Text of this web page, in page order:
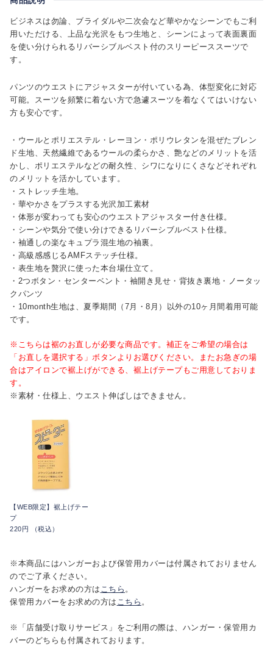
ビジネスは勿論、ブライダルや二次会など華やかなシーンでもご利
用いただける、上品な光沢をもつ生地と、シーンによって表面裏面
を使い分けられるリバーシブルベスト付のスリーピーススーツで
す。
パンツのウエストにアジャスターが付いている為、体型変化に対応
可能。スーツを頻繁に着ない方で急遽スーツを着なくてはいけない
方も安心です。
・ウールとポリエステル・レーヨン・ポリウレタンを混ぜたブレン
ド生地、天然繊維であるウールの柔らかさ、艶などのメリットを活
かし、ポリエステルなどの耐久性、シワになりにくさなどそれぞれ
のメリットを活かしています。
・ストレッチ生地。
・華やかさをプラスする光沢加工素材
・体形が変わっても安心のウエストアジャスター付き仕様。
・シーンや気分で使い分けできるリバーシブルベスト仕様。
・袖通しの楽なキュプラ混生地の袖裏。
・高級感感じるAMFステッチ仕様。
・表生地を贅沢に使った本台場仕立て。
・2つボタン・センターベント・袖開き見せ・背抜き裏地・ノータッ
クパンツ
・10month生地は、夏季期間（7月・8月）以外の10ヶ月間着用可能
です。
※こちらは裾のお直しが必要な商品です。補正をご希望の場合は
「お直しを選択する」ボタンよりお選びください。またお急ぎの場
合はアイロンで裾上げができる、裾上げテープもご用意しておりま
す。
※素材・仕様上、ウエスト伸ばしはできません。
【WEB限定】裾上げテー
プ
220円 （税込）
※本商品にはハンガーおよび保管用カバーは付属されておりません
のでご了承ください。
ハンガーをお求めの方は こちら 。
保管用カバーをお求めの方は こちら 。
※「店舗受け取りサービス」をご利用の際は、ハンガー・保管用カ
バーのどちらも付属されております。